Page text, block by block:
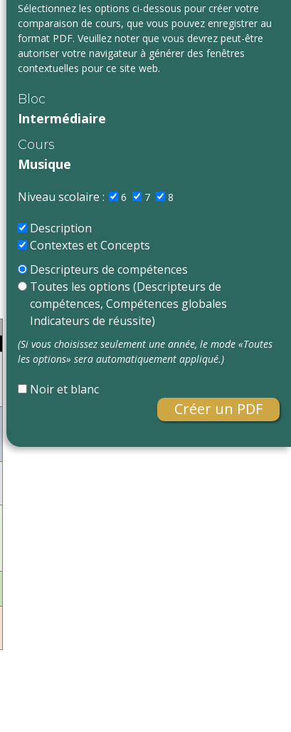
Sélectionnez les options ci-dessous pour créer votre
comparaison de cours, que vous pouvez enregistrer au
format PDF. Veuillez noter que vous devrez peut-être
autoriser votre navigateur à générer des fenêtres
contextuelles pour ce site web.
Bloc
Intermédiaire
Cours
Musique
Niveau scolaire : 6 7 8
Description
Contextes et Concepts
Descripteurs de compétences
Toutes les options (Descripteurs de
compétences, Compétences globales
Indicateurs de réussite)
(Si vous choisissez seulement une année, le mode «Toutes
les options» sera automatiquement appliqué.)
Noir et blanc